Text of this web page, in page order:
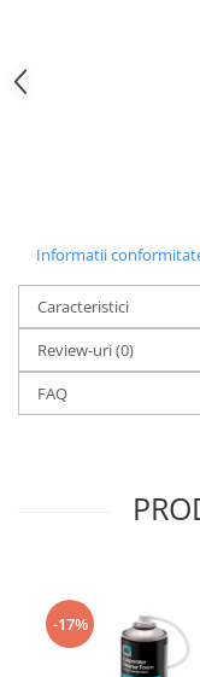
Informatii
Caracteristici
Review-uri(0)
FAQ
-17%